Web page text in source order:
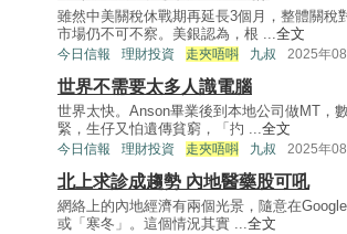
雖然中美關稅休戰期再延長3個月，整體關稅
市場仍不可不察。美銀認為，根 ... 全文
今日信報 理財投資 走夾唔唞 九叔 2025年
世界不需要太多人識電腦
世界太快。Anson畢業後到本地公司做MT，
緊，生仔又怕遺傳貧窮，「扚 ... 全文
今日信報 理財投資 走夾唔唞 九叔 2025年
北上求診成趨勢 內地醫藥股可吼
網絡上的內地經濟有兩個光景，隨意在
或「寒冬」。這個情況其實 ... 全文